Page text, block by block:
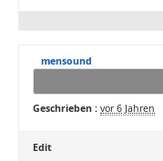
mensound
Geschrieben : vor 6 Jahren
Edit